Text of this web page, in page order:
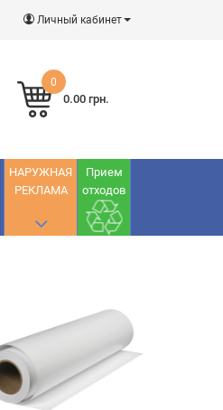
Личный кабинет
0
0.00 грн.
НАРУЖНАЯ
РЕКЛАМА
Прием
отходов